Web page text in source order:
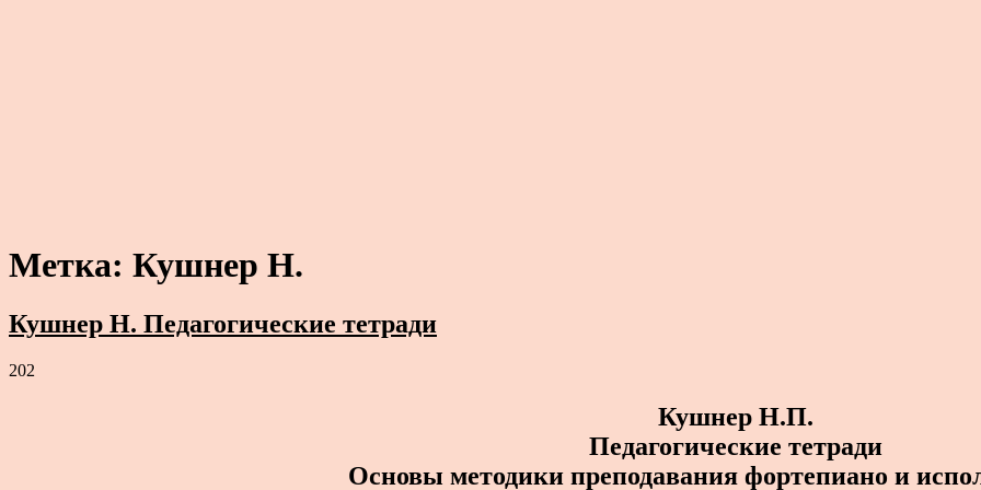
Метка: Кушнер Н.
Кушнер Н. Педагогические тетради
202
Кушнер Н.П.
Педагогические тетради
Основы методики преподавания фортепиано и